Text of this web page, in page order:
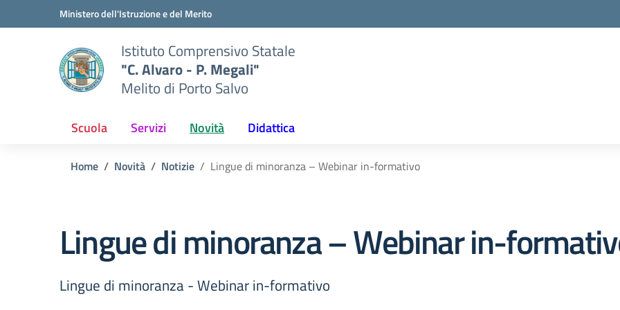
Vai ai contenuti
Vai al menu di navigazioneMinistero dell'Istruzione e del Merito
Istituto Comprensivo Statale
"C. Alvaro - P. Megali"
Melito di Porto Salvo
Scuola Servizi Novità Didattica
Home Novità Notizie Lingue di minoranza – Webinar in-formativo
Lingue di minoranza – Webinar in-
Lingue di minoranza - Webinar in-formativo